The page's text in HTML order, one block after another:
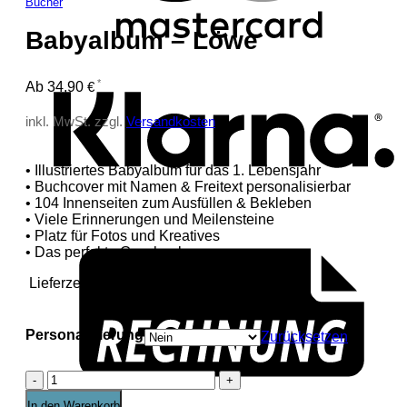
Babyalbum – Löwe
Ab 34,90 €
inkl. MwSt. zzgl. Versandkosten
• Illustriertes Babyalbum für das 1. Lebensjahr
• Buchcover mit Namen & Freitext personalisierbar
• 104 Innenseiten zum Ausfüllen & Bekleben
• Viele Erinnerungen und Meilensteine
• Platz für Fotos und Kreatives
• Das perfekte Geschenk
Lieferzeit:
Personalisierung Zurücksetzen
Babyalbum
–